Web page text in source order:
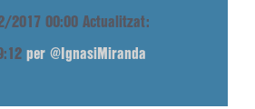
2017 00:00 Actualitzat:
per @IgnasiMiranda